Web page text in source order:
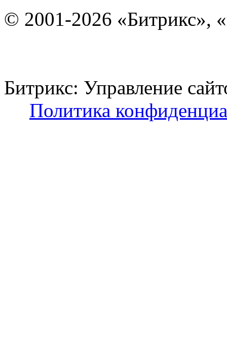
© 2001-2026 «Битрикс»,
Битрикс: Управление
Политика